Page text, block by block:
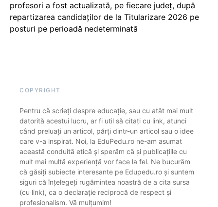
profesori a fost actualizată, pe fiecare județ, după
repartizarea candidaților de la Titularizare 2026 pe
posturi pe perioadă nedeterminată
COPYRIGHT
Pentru că scrieți despre educație, sau cu atât mai mult
datorită acestui lucru, ar fi util să citați cu link, atunci
când preluați un articol, părți dintr-un articol sau o idee
care v-a inspirat. Noi, la EduPedu.ro ne-am asumat
această conduită etică și sperăm că și publicațiile cu
mult mai multă experiență vor face la fel. Ne bucurăm
că găsiți subiecte interesante pe Edupedu.ro și suntem
siguri că înțelegeți rugămintea noastră de a cita sursa
(cu link), ca o declarație reciprocă de respect și
profesionalism. Vă mulțumim!